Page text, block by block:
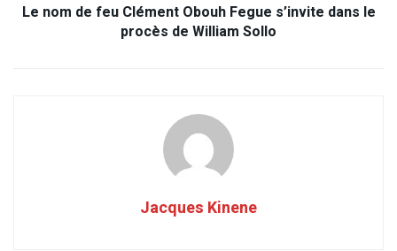
Le nom de feu Clément Obouh Fegue s’invite dans le
procès de William Sollo
Jacques Kinene